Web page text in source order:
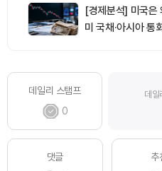
[경제분석] 미국은
미 국채·아시아 통
데일리 스탬프
0
데일
댓글
추